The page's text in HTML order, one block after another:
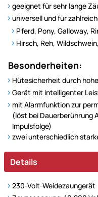
geeignet für sehr lange
universell und für
Pferd, Pony, Galloway,
Hirsch, Reh,
Besonderheiten:
Hütesicherheit durch
Gerät mit intelligenter
mit Alarmfunktion zur
(löst bei Dauerberührung
Impulsfolge)
zwei unterschiedlich
Details
230-Volt-Weidezaungerät